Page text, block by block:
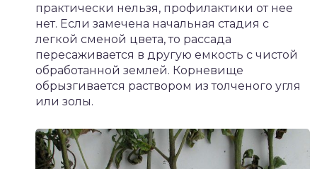
практически нельзя, профилактики от нее
нет. Если замечена начальная стадия с
легкой сменой цвета, то рассада
пересаживается в другую емкость с чистой
обработанной землей. Корневище
обрызгивается раствором из толченого угля
или золы.